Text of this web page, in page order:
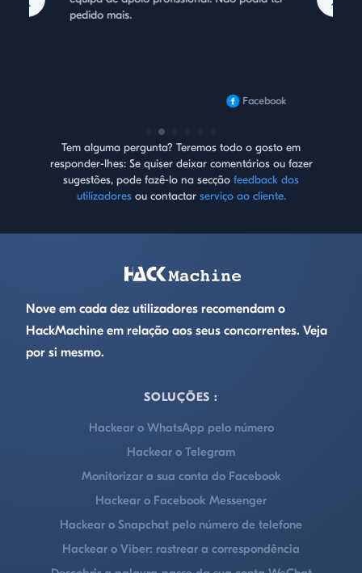
pedido mais.
Facebook
desativar.
Tem alguma pergunta? Teremos todo o gosto em
responder-lhes:Se quiser deixar comentários ou fazer
sugestões, pode fazê-lo na secção feedback dos
utilizadoresou contactar serviço ao cliente.
Nove em cada dez utilizadores recomendam o
HackMachine em relação aos seus concorrentes. Veja
por si mesmo.
SOLUÇÕES :
Hackear o WhatsApp pelo número
Hackear o Telegram
Monitorizar a sua conta do Facebook
Hackear o Facebook Messenger
Hackear o Snapchat pelo número de telefone
Hackear o Viber: rastrear a correspondência